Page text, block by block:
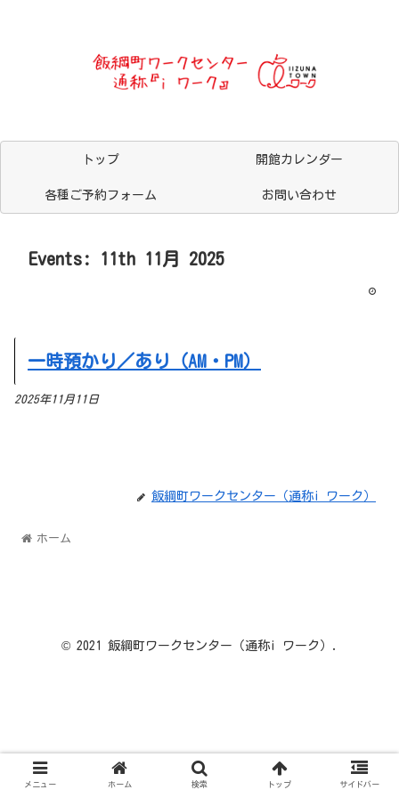
トップ 開館カレンダー
各種ご予約フォーム お問い合わせ
Events: 11th 11月 2025
一時預かり／あり（AM・PM）
2025年11月11日
飯綱町ワークセンター（通称i ワーク）
ホーム
© 2021 飯綱町ワークセンター（通称i ワーク）.
メニュー ホーム 検索 トップ サイドバー